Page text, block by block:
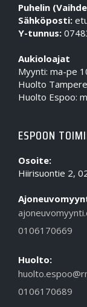
Puhelin
Sähköposti:
Y-tunnus:
Aukioloajat
Myynti: ma-pe
Huolto
Huolto Espoo:
ESPOON
Osoite:
Hiirisuontie 2,
0106170669
Huolto:
0106170689